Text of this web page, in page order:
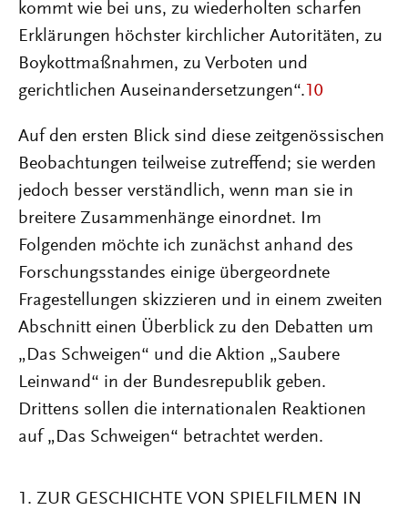
kommt wie bei uns, zu wiederholten scharfen
Erklärungen höchster kirchlicher Autoritäten, zu
Boykottmaßnahmen, zu Verboten und
gerichtlichen Auseinandersetzungen“. 10
Auf den ersten Blick sind diese zeitgenössischen
Beobachtungen teilweise zutreffend; sie werden
jedoch besser verständlich, wenn man sie in
breitere Zusammenhänge einordnet. Im
Folgenden möchte ich zunächst anhand des
Forschungsstandes einige übergeordnete
Fragestellungen skizzieren und in einem zweiten
Abschnitt einen Überblick zu den Debatten um
„Das Schweigen“ und die Aktion „Saubere
Leinwand“ in der Bundesrepublik geben.
Drittens sollen die internationalen Reaktionen
auf „Das Schweigen“ betrachtet werden.
1. ZUR GESCHICHTE VON SPIELFILMEN IN